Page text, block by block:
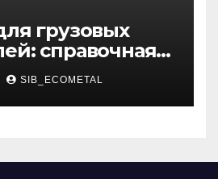
грузовых
справочная
и
SIB_ECOMETAL